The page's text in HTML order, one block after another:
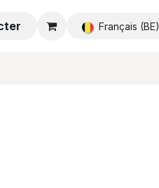
Français (BE)